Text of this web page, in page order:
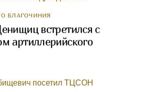
БЛАГОЧИНИЯ
встретился с
артиллерийского